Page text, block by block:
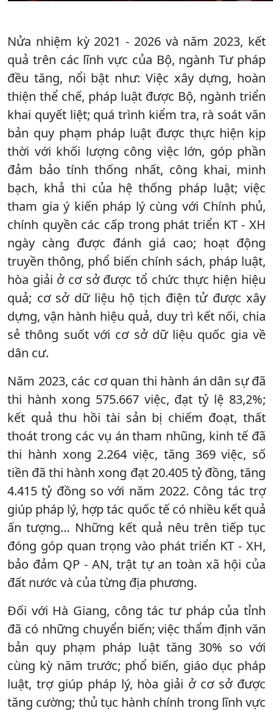
Nửa nhiệm kỳ 2021 - 2026 và năm 2023, kết
quả trên các lĩnh vực của Bộ, ngành Tư pháp
đều tăng, nổi bật như: Việc xây dựng, hoàn
thiện thể chế, pháp luật được Bộ, ngành triển
khai quyết liệt; quá trình kiểm tra, rà soát văn
bản quy phạm pháp luật được thực hiện kịp
thời với khối lượng công việc lớn, góp phần
đảm bảo tính thống nhất, công khai, minh
bạch, khả thi của hệ thống pháp luật; việc
tham gia ý kiến pháp lý cùng với Chính phủ,
chính quyền các cấp trong phát triển KT - XH
ngày càng được đánh giá cao; hoạt động
truyền thông, phổ biến chính sách, pháp luật,
hòa giải ở cơ sở được tổ chức thực hiện hiệu
quả; cơ sở dữ liệu hộ tịch điện tử được xây
dựng, vận hành hiệu quả, duy trì kết nối, chia
sẻ thông suốt với cơ sở dữ liệu quốc gia về
dân cư.
Năm 2023, các cơ quan thi hành án dân sự đã
thi hành xong 575.667 việc, đạt tỷ lệ 83,2%;
kết quả thu hồi tài sản bị chiếm đoạt, thất
thoát trong các vụ án tham nhũng, kinh tế đã
thi hành xong 2.264 việc, tăng 369 việc, số
tiền đã thi hành xong đạt 20.405 tỷ đồng, tăng
4.415 tỷ đồng so với năm 2022. Công tác trợ
giúp pháp lý, hợp tác quốc tế có nhiều kết quả
ấn tượng… Những kết quả nêu trên tiếp tục
đóng góp quan trọng vào phát triển KT - XH,
bảo đảm QP - AN, trật tự an toàn xã hội của
đất nước và của từng địa phương.
Đối với Hà Giang, công tác tư pháp của tỉnh
đã có những chuyển biến; việc thẩm định văn
bản quy phạm pháp luật tăng 30% so với
cùng kỳ năm trước; phổ biến, giáo dục pháp
luật, trợ giúp pháp lý, hòa giải ở cơ sở được
tăng cường; thủ tục hành chính trong lĩnh vực